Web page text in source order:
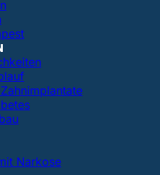
Narkose